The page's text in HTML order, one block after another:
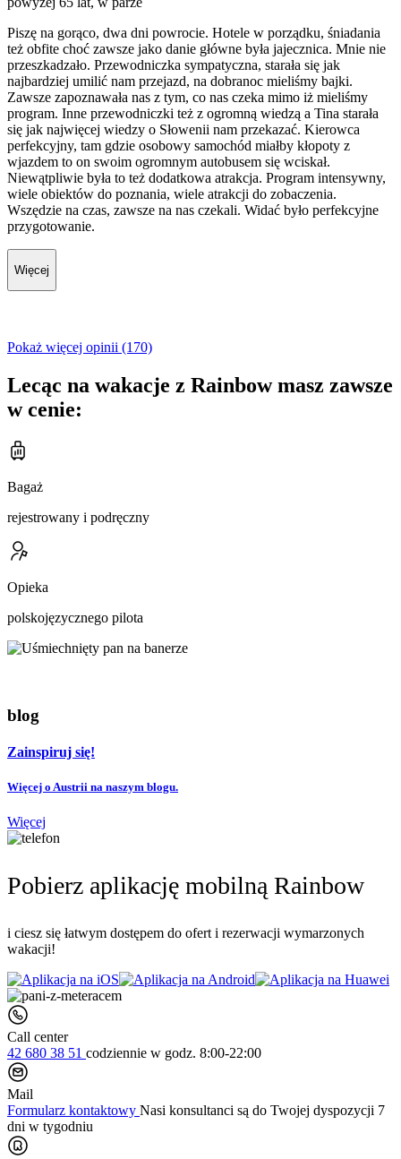
Piszę na gorąco, dwa dni powrocie. Hotele w porządku, śniadania
też obfite choć zawsze jako danie główne była jajecznica. Mnie nie
przeszkadzało. Przewodniczka sympatyczna, starała się jak
najbardziej umilić nam przejazd, na dobranoc mieliśmy bajki.
Zawsze zapoznawała nas z tym, co nas czeka mimo iż mieliśmy
program. Inne przewodniczki też z ogromną wiedzą a Tina starała
się jak najwięcej wiedzy o Słowenii nam przekazać. Kierowca
perfekcyjny, tam gdzie osobowy samochód miałby kłopoty z
wjazdem to on swoim ogromnym autobusem się wciskał.
Niewątpliwie była to też dodatkowa atrakcja. Program intensywny,
wiele obiektów do poznania, wiele atrakcji do zobaczenia.
Wszędzie na czas, zawsze na nas czekali. Widać było perfekcyjne
przygotowanie.
Więcej
Pokaż więcej opinii (170)
Lecąc na wakacje z Rainbow masz zawsze
w cenie:
Bagaż
rejestrowany i podręczny
Opieka
polskojęzycznego pilota
blog
Zainspiruj się!
Więcej o Austrii na naszym blogu.
Więcej
Pobierz aplikację mobilną Rainbow
i ciesz się łatwym dostępem do ofert i rezerwacji wymarzonych
wakacji!
Call center
42 680 38 51 codziennie w godz. 8:00-22:00
Mail
Formularz kontaktowy Nasi konsultanci są do Twojej dyspozycji 7
dni w tygodniu